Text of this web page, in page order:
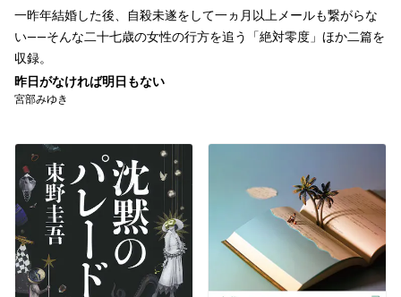
一昨年結婚した後、自殺未遂をして一ヵ月以上メールも繋がらな
い――そんな二十七歳の女性の行方を追う「絶対零度」ほか二篇を
収録。
昨日がなければ明日もない
宮部みゆき